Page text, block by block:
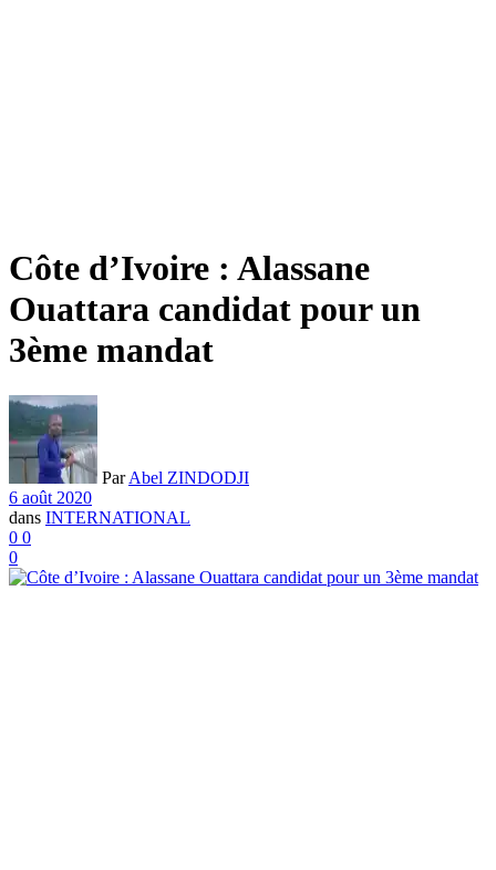
Côte d’Ivoire : Alassane
Ouattara candidat pour un
3ème mandat
Par Abel ZINDODJI
6 août 2020
dans INTERNATIONAL
0 0
0